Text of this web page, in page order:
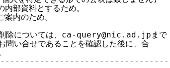
部資料とするため。
内のため。
削除については、ca-query@nic.ad.jpまで
問い合せであることを確認した後に、合